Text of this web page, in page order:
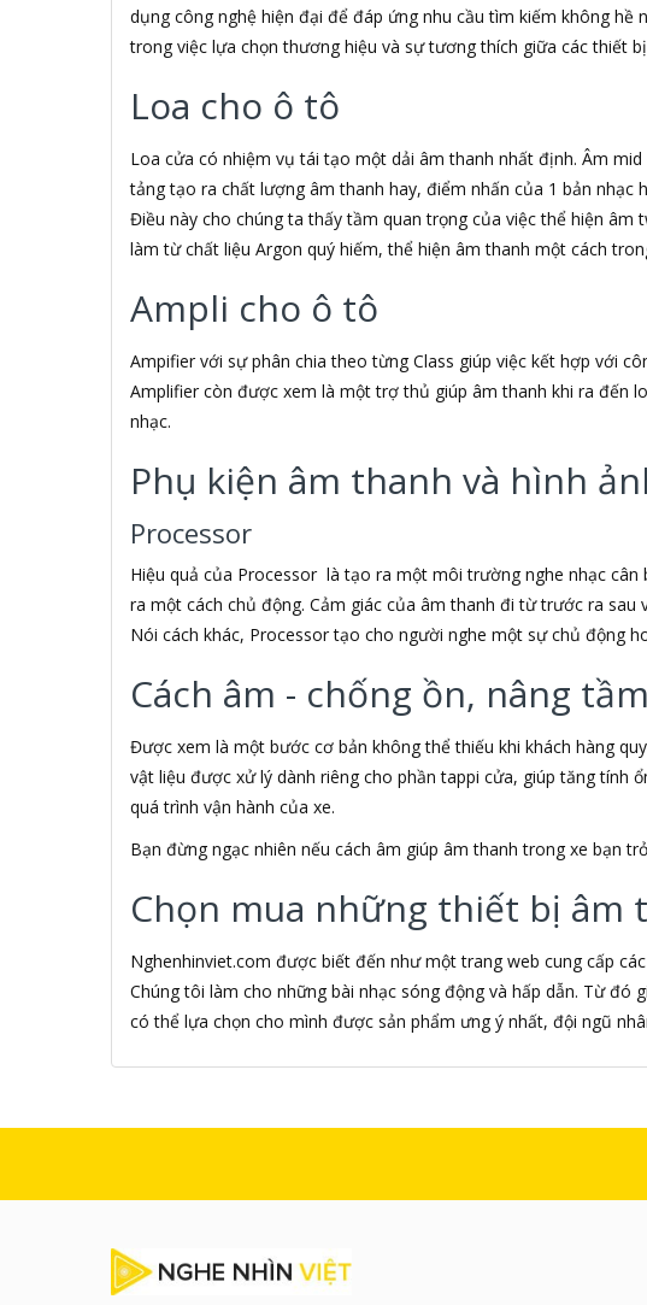
ABCNOVEL
ABN
ACASIS
ACCESS
Accessorize
Acer
ACME MADE
ACNES
Acnos
ACOUSTIC ENERGY
ADATA
ADATA USA
ADDLOGIX
AFOX
Aiborg
Aiphone Corporation
AIPTEK
Air Mouse
Airmouse
AIRPORT
AK
AKAI
AKG
Akino
AKIRA
Alctron
ALGOZ
Allen Heath
ALLOYSEED
Alphun
Alps
AMAZON
Ami
AMLOGIC
AMP
dụng công nghệ hiện đại để đáp ứng nhu cầu tìm kiếm không
trong việc lựa chọn thương hiệu và sự tương thích giữa các thiết
Loa cho ô tô
Loa cửa có nhiệm vụ tái tạo một dải âm thanh nhất định. Âm
tảng tạo ra chất lượng âm thanh hay, điểm nhấn của 1 bản nhạc
Điều này cho chúng ta thấy tầm quan trọng của việc thể hiện
làm từ chất liệu Argon quý hiếm, thể hiện âm thanh một cách
Ampli cho ô tô
Ampifier với sự phân chia theo từng Class giúp việc kết hợp với
Amplifier còn được xem là một trợ thủ giúp âm thanh khi ra đến
nhạc.
Phụ kiện âm thanh và hình
Processor
Hiệu quả của Processor là tạo ra một môi trường nghe nhạc
ra một cách chủ động. Cảm giác của âm thanh đi từ trước ra
Nói cách khác, Processor tạo cho người nghe một sự chủ động
Cách âm - chống ồn, nâng
Được xem là một bước cơ bản không thể thiếu khi khách hàng
vật liệu được xử lý dành riêng cho phần tappi cửa, giúp tăng
quá trình vận hành của xe.
Bạn đừng ngạc nhiên nếu cách âm giúp âm thanh trong xe bạn
Chọn mua những thiết bị âm
Nghenhinviet.com được biết đến như một trang web cung cấp
Chúng tôi làm cho những bài nhạc sóng động và hấp dẫn. Từ đó
có thể lựa chọn cho mình được sản phẩm ưng ý nhất, đội ngũ